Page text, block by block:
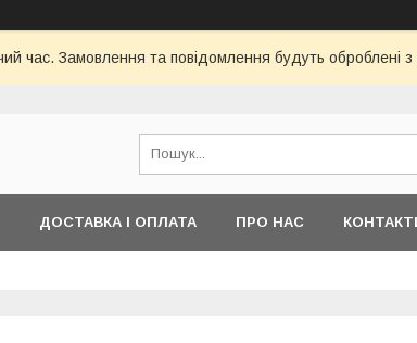
час. Замовлення та повідомлення будуть оброблені
ДОСТАВКА І ОПЛАТА ПРО НАС